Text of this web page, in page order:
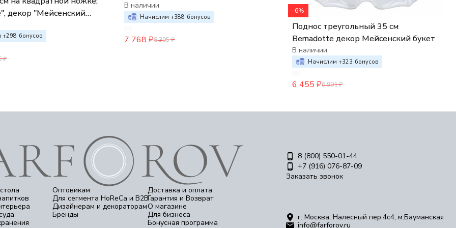
+298 бонусов
₽
букет",
В наличии
Начислим +388 бонусов
7 768 ₽8 305₽
-6%
Поднос треугольный 35 см
Bernadotte декор Мейсенский букет
В наличии
Начислим +323 бонусов
6 455 ₽6 901₽
Оптовикам
Для сегмента HoReCa и B2B
Дизайнерам и декораторам
Бренды
Доставка и оплата
Гарантия и Возврат
О магазине
Для бизнеса
Бонусная программа
8 (800) 550-01-44
+7 (916) 076-87-09
Заказать звонок
г. Москва, Налесный пер.4c4, м.Бауманская
info@farforov.ru